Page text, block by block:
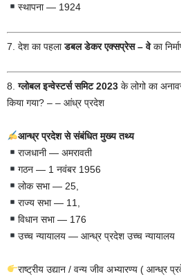
स्थापना — 1924
7. देश का पहलाडबल डेकर एक्सप्रेस – वेका
8.ग्लोबल इन्वेस्टर्स समिट 2023 के लोगो का
किया गया? – – आंध्र प्रदेश
आन्ध्र प्रदेश से संबंधित मुख्य तथ्य
राजधानी — अमरावती
गठन — 1 नवंबर 1956
लोक सभा — 25,
राज्य सभा — 11,
विधान सभा — 176
उच्च न्यायालय — आन्ध्र प्रदेश उच्च न्यायालय
राष्ट्रीय उद्यान / वन्य जीव अभ्यारण्य ( आन्ध्र